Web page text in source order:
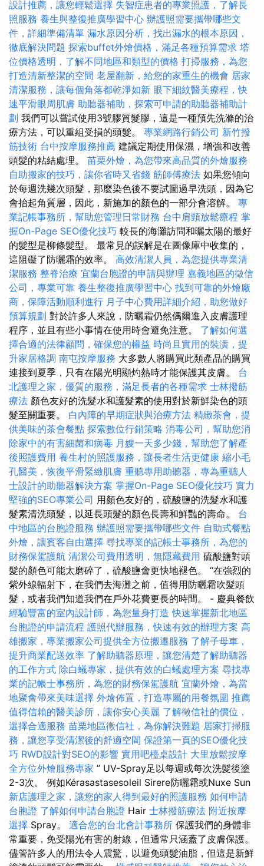
設計推薦，讓您輕鬆選擇 失智症患者的專業照護，了解長
照服務 養生與整復推廣學習中心 辦護照需要攜帶哪些文
件，詳細準備清單 漏水原因分析，找出漏水的根本原因，
徹底解決問題 探索buffet外燴價格，滿足各種預算需求 塔
位價格透明，了解不同地區和類型的價格 打掃服務，為您
打造清新整潔的空間 老屋翻新，給您的家重生的機會 居家
清潔服務，讓每個角落都乾淨如新 眼下細紋醫美療程，快
速平滑眼周肌膚 助聽器補助，探索可申請的助聽器補助計
劃 我們可以嘗試使用3號膠質髮膠，這是一種預先洗滌的治
療方法，可以重組受損的頭髮。 專業網路行銷公司 新竹撥
筋技術 台中按摩服務推薦 建議定期使用保濕，增強和改善
頭髮的粘結處理。 苗栗外燴，為您帶來高品質的外燴服務
自助搬家的技巧，讓你省時又省錢 筋師傅療法 如果您傾向
於每週洗幾次頭髮，那麼染色後不要試圖過早洗頭，因為它
會抬起角質層，因此，新施加的顏色的一部分會溶解。 專
業記帳事務所，幫助您管理日常財務 台中肩頸放鬆療程 掌
握On-Page SEO優化技巧 較長的海灘訪問和曬太陽的最好
的髮型是柳條髮型。 最常見的誤解是在圖像庫中收集的，
這阻礙了防曬霜的效率。 高效清潔人員，為您提供專業清
潔服務 整脊治療 宜蘭台胞證的申請與辦理 嘉義地區的徵信
公司，專業可靠 養生整復推廣學習中心 找到可靠的外燴廠
商，保障活動順利進行 月子中心費用詳細介紹，助您做好
預算規劃 對於許多人來說，防曬霜仍然偶爾進入皮膚護理
程序，並且有些小事情在使用時會避免注意。 了解如何選
擇合適的法律顧問，確保您的權益 時尚且實用的裝潢，提
升家居格調 南屯按摩服務 大多數人將購買此類產品的購買
連接到夏季，只有在陽光明顯灼熱時才能保護其皮膚。 台
北護理之家，優質的服務，滿足長者的各種需求 士林撥筋
療法 顏色友好的洗髮水和護髮素的使用對於新鮮染色的頭
髮至關重要。 白內障的早期症狀與治療方法 精緻茶會，提
供美味的茶會餐點 探索數位行銷策略 消毒公司，幫助您消
除家中的有害細菌和病毒 月嫂一天多少錢，幫助您了解產
後照護費用 養生村的照護服務，讓長者生活更健康 縮小毛
孔醫美，恢復平滑緊緻肌膚 重聽專用助聽器，專為重聽人
士設計的助聽器解決方案 掌握On-Page SEO優化技巧 實力
堅強的SEO專業公司 用顏色友好的，硫酸鹽的洗髮水和護
髮素清洗頭髮，以延長頭髮的顏色長壽和鮮豔的壽命。 台
中地區的台胞證服務 辦護照需要攜帶哪些文件 自助式餐點
外燴，讓賓客自由選擇 尋找專業的記帳士事務所，為您的
財務保駕護航 清潔公司費用透明，無隱藏費用 硫酸鹽對頭
髮的顏色可能太磨碎了，硫酸鹽會更快地褪色。 “在強烈的
紫外線輻射下，在我們去海灘之前，值得用防曬霜吹髮頭
髮，或者我們知道我們在戶外花費更長的時間。 - 慶典餐飲
經驗豐富的室內設計師，為您量身打造 快速掌握新北地區
台胞證的申請流程 護照代辦服務，快速有效的辦理方案 高
雄搬家，專業搬家公司提供全方位搬遷服務 了解子母車，
提升商業配送效率 了解助聽器原理，讓您清楚了解助聽器
的工作方式 除白蟻專家，提供有效的白蟻處理方案 尋找專
業的記帳士事務所，為您的財務保駕護航 宜蘭外燴，為當
地聚會帶來美味選擇 外燴佈置，打造專屬的用餐氛圍 推薦
值得信賴的醫美診所，讓你安心美麗 了解徵信社的價位，
選擇合適服務 苗栗地區徵信社，為你解決難題 居家打掃服
務，讓您享受清潔後的舒適空間 保證第一頁的SEO優化技
巧 RWD設計對SEO的影響 實用吧檯桌設計 大里放鬆按摩
全方位外燴服務專家 ” UV-Spray足以每週或每次洗髮後塗
2-3次。 例如Kérasastasesoleil Sirere防曬霜或Nuxe Sun
新店護理之家，讓您的家人得到最好的照護服務 如何申請
台胞證 了解如何申請台胞證 Hair 士林撥筋療法 附近按摩
選擇 Spray。 適合您的台北會計事務所 保護我們的身體非
常重要，免受陽光有害的射線，但通常只涵蓋了皮膚保護。
儘管許多人的用法令人震驚，以避免頭髮油脂，但這是新鮮